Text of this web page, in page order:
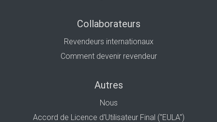
Collaborateurs
Revendeurs internationaux
Comment devenir revendeur
Autres
Nous
Accord de Licence d'Utilisateur Final ("EULA")